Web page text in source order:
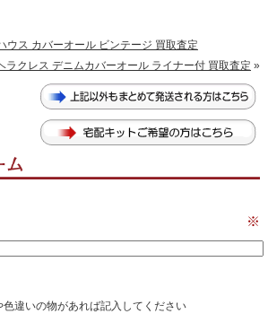
ウス カバーオール ビンテージ 買取査定
ラクレス デニムカバーオール ライナー付 買取査定 »
※
色違いの物があれば記入してください